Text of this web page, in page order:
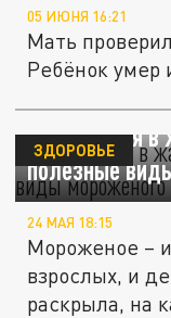
05 ИЮНЯ 16:21
Мать
Ребёнок умер
Охладиться в
полезные
ЗДОРОВЬЕ
24 МАЯ 18:15
Мороженое –
взрослых, и
раскрыла, на